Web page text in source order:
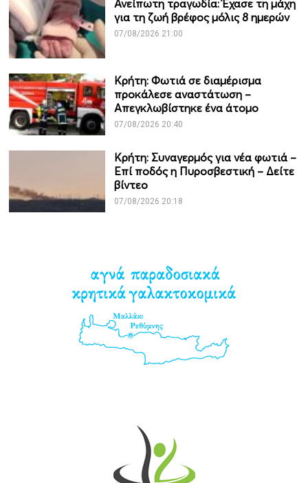
Ανείπωτη τραγωδία: Έχασε τη μάχη
για τη ζωή βρέφος μόλις 8 ημερών
07/08/2026 21:00
Κρήτη: Φωτιά σε διαμέρισμα
προκάλεσε αναστάτωση –
Απεγκλωβίστηκε ένα άτομο
07/08/2026 20:40
Κρήτη: Συναγερμός για νέα φωτιά –
Επί ποδός η Πυροσβεστική – Δείτε
βίντεο
07/08/2026 20:18